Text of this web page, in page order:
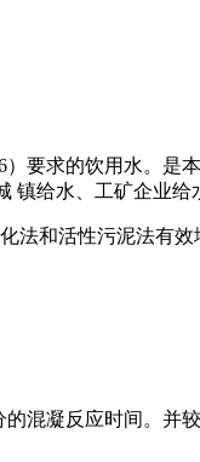
要求的饮用水。是
给水、工矿企业给
法和活性污泥法有
混凝反应时间。并